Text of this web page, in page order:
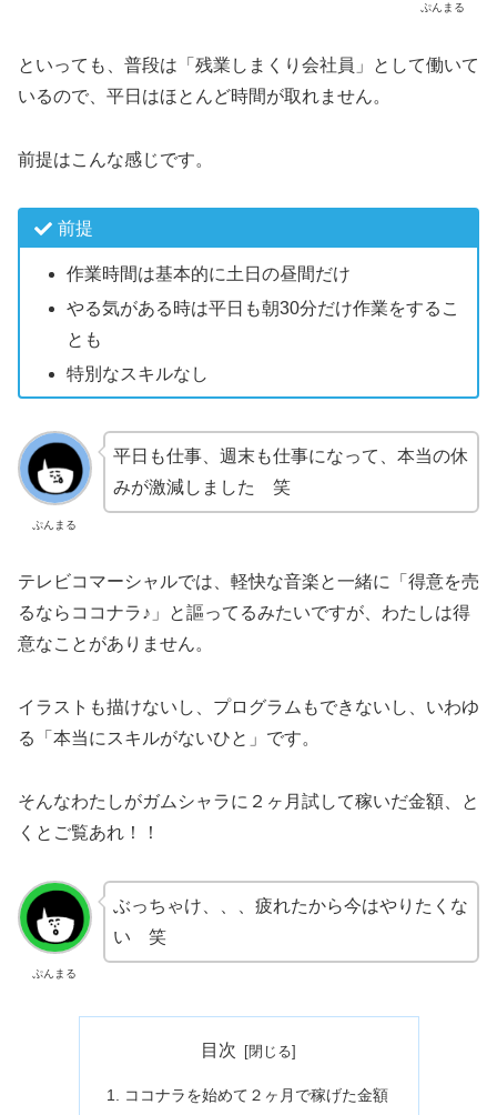
ぷんまる
といっても、普段は「残業しまくり会社員」として働いて
いるので、平日はほとんど時間が取れません。
前提はこんな感じです。
前提
作業時間は基本的に土日の昼間だけ
やる気がある時は平日も朝30分だけ作業をするこ
とも
特別なスキルなし
ぷんまる
平日も仕事、週末も仕事になって、本当の休
みが激減しました 笑
テレビコマーシャルでは、軽快な音楽と一緒に「得意を売
るならココナラ♪」と謳ってるみたいですが、わたしは得
意なことがありません。
イラストも描けないし、プログラムもできないし、いわゆ
る「本当にスキルがないひと」です。
そんなわたしがガムシャラに２ヶ月試して稼いだ金額、と
くとご覧あれ！！
ぷんまる
ぶっちゃけ、、、疲れたから今はやりたくな
い 笑
目次
ココナラを始めて２ヶ月で稼げた金額